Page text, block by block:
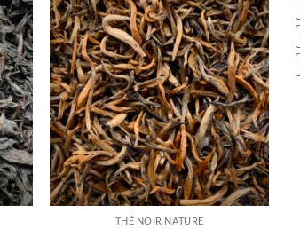
+
THÉ NOIR NATURE